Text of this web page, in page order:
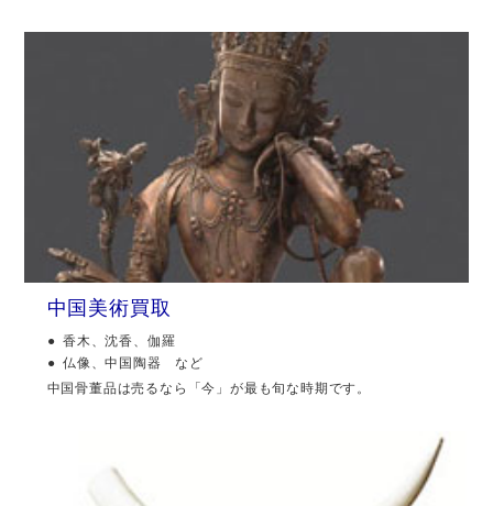
中国美術買取
香木、沈香、伽羅
仏像、中国陶器 など
中国骨董品は売るなら「今」が最も旬な時期です。